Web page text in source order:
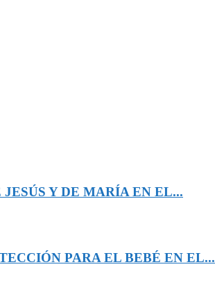
Y DE MARÍA EN EL...
PARA EL BEBÉ EN EL...